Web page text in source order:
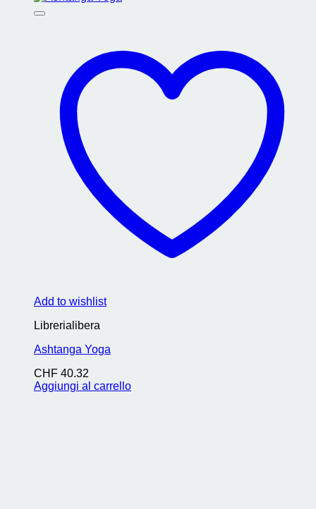
Add to wishlist
Librerialibera
Ashtanga Yoga
CHF 40.32
Aggiungi al carrello